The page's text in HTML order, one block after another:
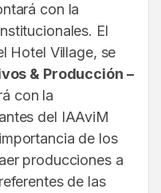
con la
El
Hotel Village, se
& Producción –
con la
del IAAviM
de los
producciones a
de las